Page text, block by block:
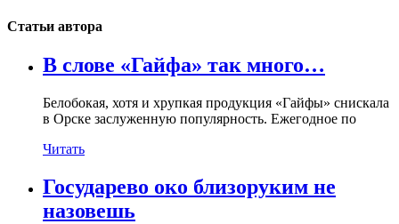
Статьи автора
В слове «Гайфа» так много…
Белобокая, хотя и хрупкая продукция «Гайфы» снискала
в Орске заслуженную популярность. Ежегодное по
Читать
Государево око близоруким не
назовешь